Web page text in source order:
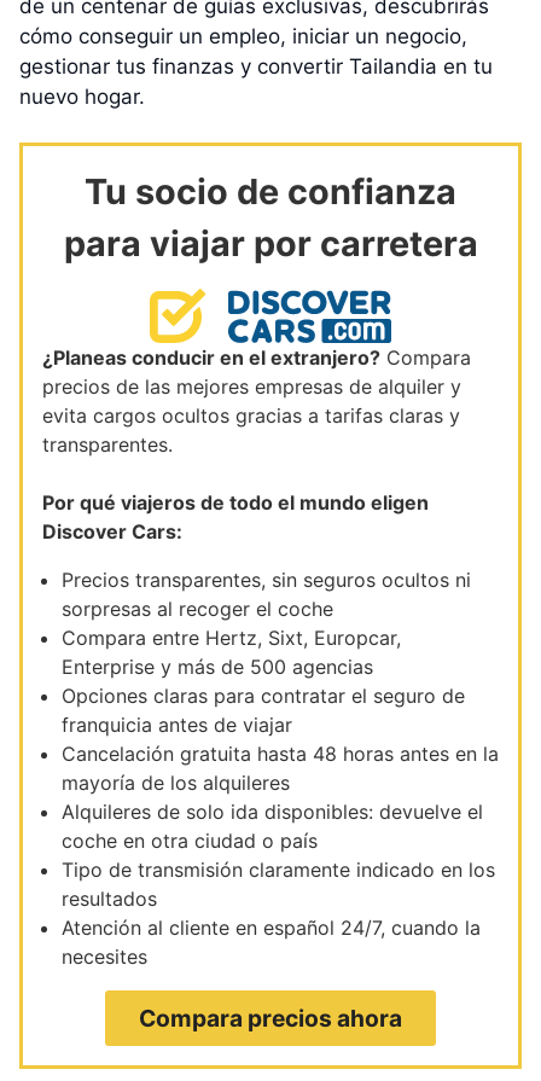
de un centenar de guías exclusivas, descubrirás
cómo conseguir un empleo, iniciar un negocio,
gestionar tus finanzas y convertir Tailandia en tu
nuevo hogar.
Tu socio de confianza
para viajar por carretera
¿Planeas conducir en el extranjero? Compara
precios de las mejores empresas de alquiler y
evita cargos ocultos gracias a tarifas claras y
transparentes.
Por qué viajeros de todo el mundo eligen
Discover Cars:
Precios transparentes, sin seguros ocultos ni
sorpresas al recoger el coche
Compara entre Hertz, Sixt, Europcar,
Enterprise y más de 500 agencias
Opciones claras para contratar el seguro de
franquicia antes de viajar
Cancelación gratuita hasta 48 horas antes en la
mayoría de los alquileres
Alquileres de solo ida disponibles: devuelve el
coche en otra ciudad o país
Tipo de transmisión claramente indicado en los
resultados
Atención al cliente en español 24/7, cuando la
necesites
Compara precios ahora